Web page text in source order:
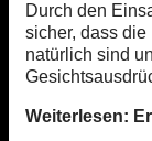
Durch den
sicher, dass
natürlich sind
Weiterlesen: